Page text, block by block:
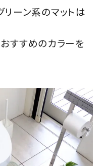
リーン系のマットは
すすめのカラーを